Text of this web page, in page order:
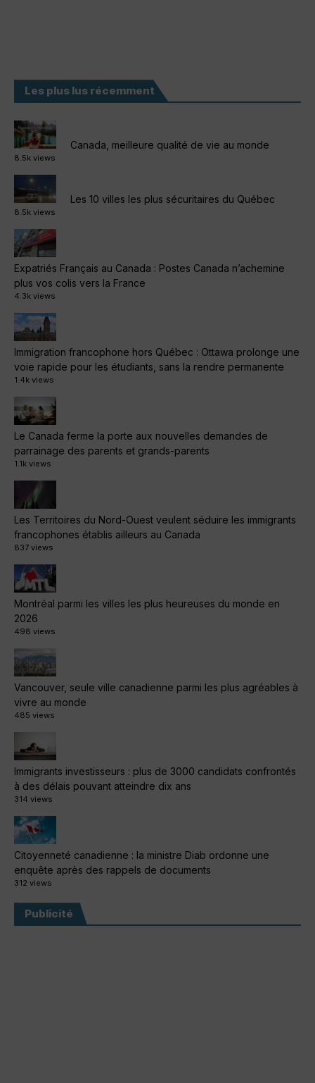
Les plus lus récemment
Canada, meilleure qualité de vie au monde
8.5k views
Les 10 villes les plus sécuritaires du Québec
8.5k views
Expatriés Français au Canada : Postes Canada n’achemine
plus vos colis vers la France
4.3k views
Immigration francophone hors Québec : Ottawa prolonge une
voie rapide pour les étudiants, sans la rendre permanente
1.4k views
Le Canada ferme la porte aux nouvelles demandes de
parrainage des parents et grands-parents
1.1k views
Les Territoires du Nord-Ouest veulent séduire les immigrants
francophones établis ailleurs au Canada
837 views
Montréal parmi les villes les plus heureuses du monde en
2026
498 views
Vancouver, seule ville canadienne parmi les plus agréables à
vivre au monde
485 views
Immigrants investisseurs : plus de 3000 candidats confrontés
à des délais pouvant atteindre dix ans
314 views
Citoyenneté canadienne : la ministre Diab ordonne une
enquête après des rappels de documents
312 views
Publicité